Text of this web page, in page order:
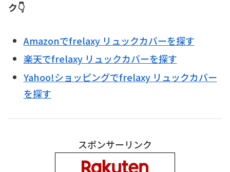
ク👇
Amazonでfrelaxy リュックカバーを探す
楽天でfrelaxy リュックカバーを探す
Yahoo!ショッピングでfrelaxy リュックカバー
を探す
スポンサーリンク